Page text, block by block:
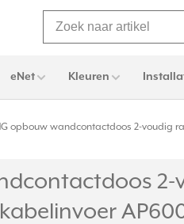
eNet Kleuren
opbouw wandcontactdoos 2-voudig